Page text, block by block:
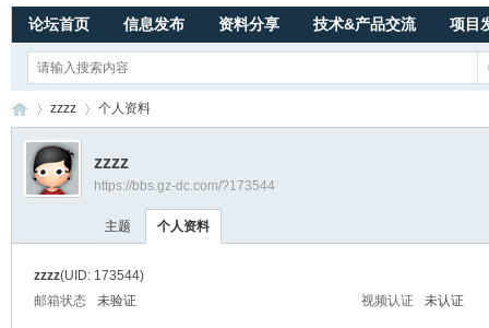
论坛首页 信息发布 资料分享 技术&产品交流 项目
›
zzzz
›
个人资料
zzzz
https://bbs.gz-dc.com/?173544
主题 个人资料
zzzz(UID: 173544)
邮箱状态
未验证 视频认证 未认证